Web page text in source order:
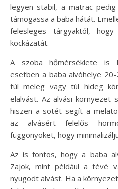
legyen stabil, a matrac
támogassa a baba hátát.
felesleges tárgyaktól,
kockázatát.
A szoba hőmérséklete is
esetben a baba alvóhelye
túl meleg vagy túl hideg
elalvást. Az alvási környezet
hiszen a sötét segít a
az alvásért felelős
függönyöket, hogy
Az is fontos, hogy a baba
Zajok, mint például a tévé
nyugodt alvást. Ha a